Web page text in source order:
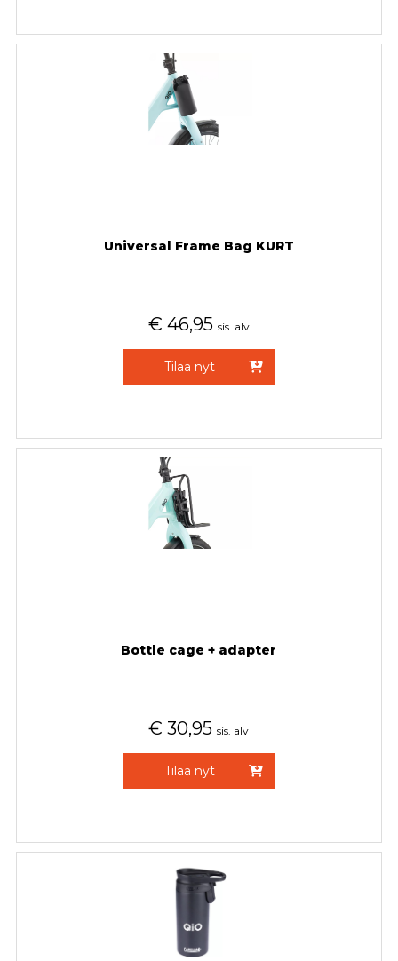
Universal Frame Bag KURT
€ 46,95 sis. alv
Tilaa nyt
Bottle cage + adapter
€ 30,95 sis. alv
Tilaa nyt